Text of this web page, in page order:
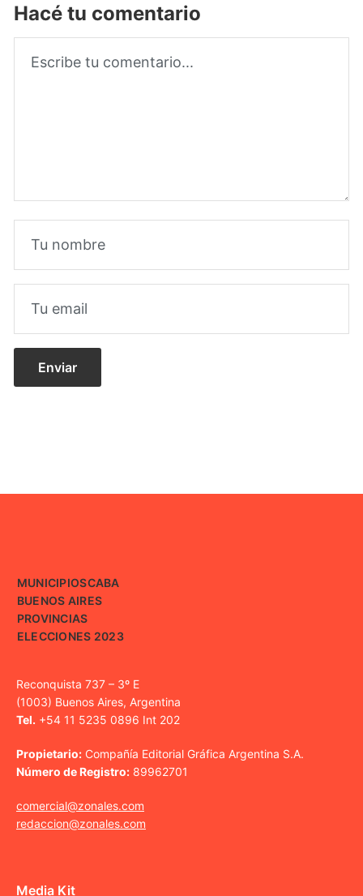
Hacé tu comentario
MUNICIPIOSCABA
BUENOS AIRES
PROVINCIAS
ELECCIONES 2023
Reconquista 737 – 3º E
(1003) Buenos Aires, Argentina
Tel. +54 11 5235 0896 Int 202
Propietario: Compañía Editorial Gráfica Argentina S.A.
Número de Registro: 89962701
comercial@zonales.com
redaccion@zonales.com
Media Kit